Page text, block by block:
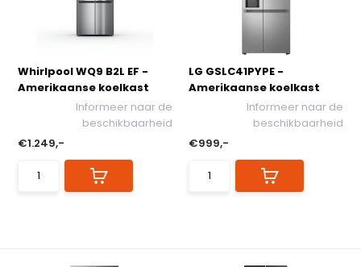
Whirlpool WQ9 B2L EF -
Amerikaanse koelkast
Informeer naar de
beschikbaarheid
€1.249,-
LG GSLC41PYPE -
Amerikaanse koelkast
Informeer naar de
beschikbaarheid
€999,-